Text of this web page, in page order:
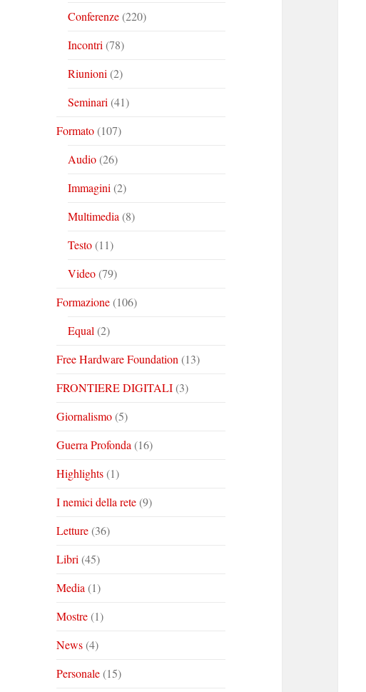
Conferenze(220)
Incontri (78)
Riunioni (2)
Seminari (41)
Formato(107)
Audio(26)
Immagini (2)
Multimedia (8)
Testo(11)
Video(79)
Formazione(106)
Equal (2)
Free Hardware Foundation (13)
FRONTIERE DIGITALI(3)
Giornalismo(5)
Guerra Profonda (16)
Highlights(1)
I nemici della rete(9)
Letture(36)
Libri (45)
Media (1)
Mostre(1)
News(4)
Personale(15)